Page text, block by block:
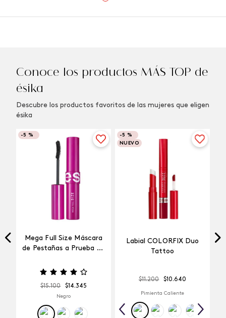
Conoce los productos MÁS TOP de
ésika
Descubre los productos favoritos de las mujeres que eligen
ésika
-5 %
Mega Full Size Máscara
de Pestañas a Prueba de
$15.100 $14.345
Negro
-5 %
NUEVO
Labial COLORFIX Duo
Tattoo
$11.200 $10.640
Pimienta Caliente